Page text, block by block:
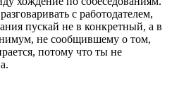
с работодателем,
пускай не в конкретный, а в
не сообщившему о том,
потому что ты не